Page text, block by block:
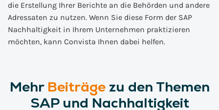
die Erstellung Ihrer Berichte an die Behörden und andere
Adressaten zu nutzen. Wenn Sie diese Form der SAP
Nachhaltigkeit in Ihrem Unternehmen praktizieren
möchten, kann Convista Ihnen dabei helfen.
Mehr Beiträgezu den Themen
SAP und Nachhaltigkeit